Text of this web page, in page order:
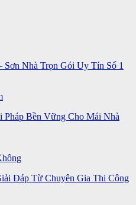
Nhà Trọn Gói Uy Tín Số 1
Pháp Bền Vững Cho Mái Nhà
Đáp Từ Chuyên Gia Thi Công